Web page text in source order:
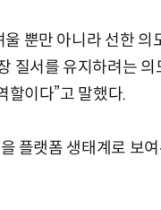
뿐만 아니라 선한 의
질서를 유지하려는 의
할이다”고 말했다.
플랫폼 생태계로 보